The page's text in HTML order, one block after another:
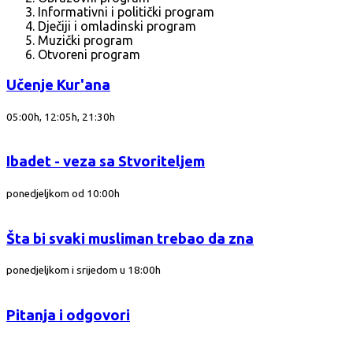
Informativni i politički program
Dječiji i omladinski program
Muzički program
Otvoreni program
Učenje Kur'ana
05:00h, 12:05h, 21:30h
Ibadet - veza sa Stvoriteljem
ponedjeljkom od 10:00h
Šta bi svaki musliman trebao da zna
ponedjeljkom i srijedom u 18:00h
Pitanja i odgovori